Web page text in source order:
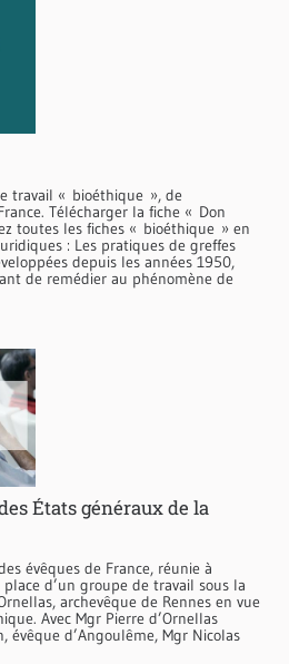
travail « bioéthique », de
Télécharger la fiche « Don
toutes les fiches « bioéthique » en
: Les pratiques de greffes
depuis les années 1950,
de remédier au phénomène de
États généraux de la
évêques de France, réunie à
d’un groupe de travail sous la
archevêque de Rennes en vue
Avec Mgr Pierre d’Ornellas
évêque d’Angoulême, Mgr Nicolas